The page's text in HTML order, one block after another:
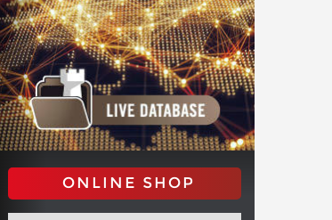
ONLINE SHOP